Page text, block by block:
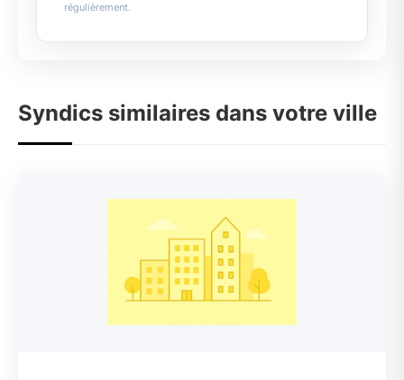
régulièrement.
Syndics similaires dans votre ville